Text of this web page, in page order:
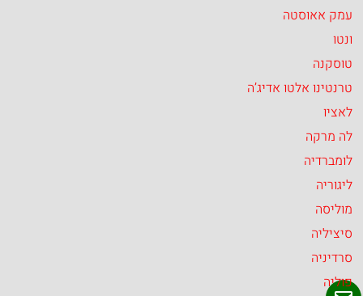
עמק אאוסטה
ונטו
טוסקנה
טרנטינו אלטו אדיג’ה
לאציו
לה מרקה
לומברדיה
ליגוריה
מוליסה
סיציליה
סרדיניה
פוליה